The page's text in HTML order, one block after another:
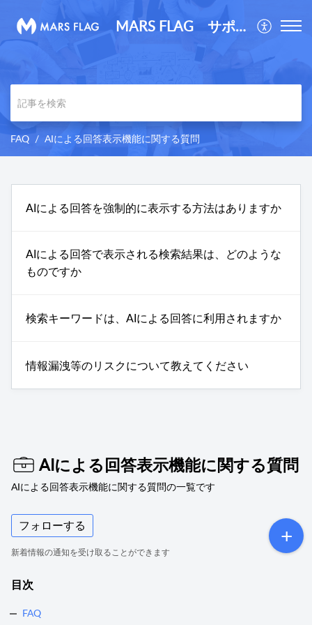
MARS FLAG サポートサイト
FAQ AIによる回答表示機能に関する質問
AIによる回答を強制的に表示する方法はありますか
AIによる回答で表示される検索結果は、どのような
ものですか
検索キーワードは、AIによる回答に利用されますか
情報漏洩等のリスクについて教えてください
AIによる回答表示機能に関する質問
AIによる回答表示機能に関する質問の一覧です
フォローする
新着情報の通知を受け取ることができます
目次
FAQ